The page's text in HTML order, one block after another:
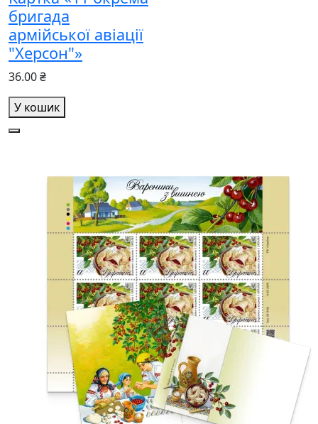
бригада
армійської авіації
"Херсон"»
36.00 ₴
У кошик